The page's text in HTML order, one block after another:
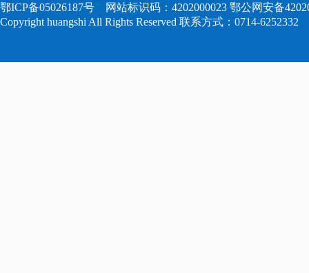
鄂ICP备05026187号 网站标识码：4202000023 鄂公网安备
Copyright huangshi All Rights Reserved 联系方式：0714-6252332